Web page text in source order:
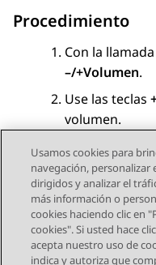
Procedimiento
Con la
–/+Volumen.
Use las teclas
volumen.
Send Feedback
Usamos cookies para
navegación,
dirigidos y analizar el
más información o
cookies haciendo clic en
cookies". Si usted hace
acepta nuestro uso de
indica y autoriza que